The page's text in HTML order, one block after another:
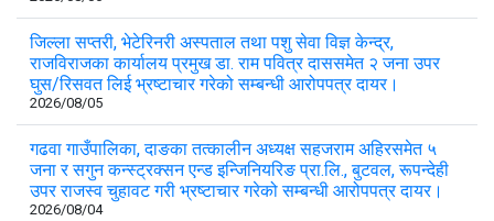
जिल्ला सप्तरी, भेटेरिनरी अस्पताल तथा पशु सेवा विज्ञ केन्द्र,
राजविराजका कार्यालय प्रमुख डा. राम पवित्र दाससमेत २ जना उपर
घुस/रिसवत लिई भ्रष्टाचार गरेको सम्बन्धी आरोपपत्र दायर।
2026/08/05
गढवा गाउँपालिका, दाङका तत्कालीन अध्यक्ष सहजराम अहिरसमेत ५
जना र सगुन कन्स्ट्रक्सन एन्ड इन्जिनियरिङ प्रा.लि., बुटवल, रूपन्देही
उपर राजस्व चुहावट गरी भ्रष्टाचार गरेको सम्बन्धी आरोपपत्र दायर।
2026/08/04